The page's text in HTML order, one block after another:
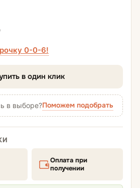
0-0-6!
в один клик
в выборе?Поможем подобрать
Оплата при
получении